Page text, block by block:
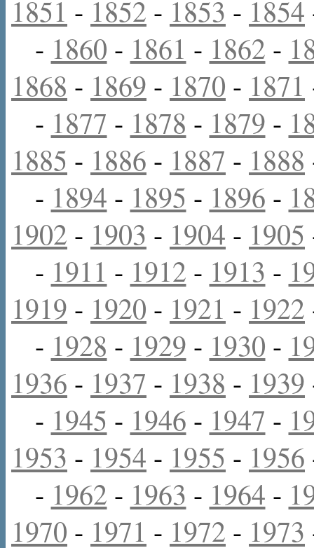
1851 - 1852 - 1853 - 1854
- 1860 - 1861 - 1862 -
1868 - 1869 - 1870 - 1871
- 1877 - 1878 - 1879 -
1885 - 1886 - 1887 - 1888
- 1894 - 1895 - 1896 -
1902 - 1903 - 1904 - 1905
- 1911 - 1912 - 1913 -
1919 - 1920 - 1921 - 1922
- 1928 - 1929 - 1930 -
1936 - 1937 - 1938 - 1939
- 1945 - 1946 - 1947 -
1953 - 1954 - 1955 - 1956
- 1962 - 1963 - 1964 -
1970 - 1971 - 1972 - 1973